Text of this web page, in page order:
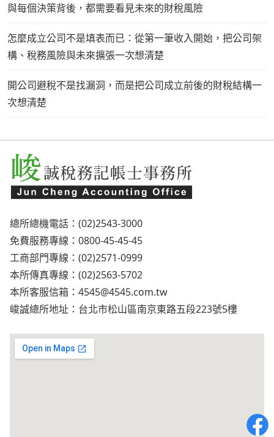
與每個決策背後，都需要看見未來的財稅風險
怎麼成立公司不是填表而已：從第一筆收入開始，把公司架
構、稅務風險與未來擴張一次想清楚
開公司避稅不是找漏洞，而是把公司成立前後的財稅結構一
次想清楚
總所總機電話：(02)2543-3000
免費服務專線：0800-45-45-45
工商部門專線：(02)2571-0999
本所傳真專線：(02)2563-5702
本所客服信箱： 4545@4545.com.tw
峻誠總所地址：台北市松山區南京東路五段223號5樓